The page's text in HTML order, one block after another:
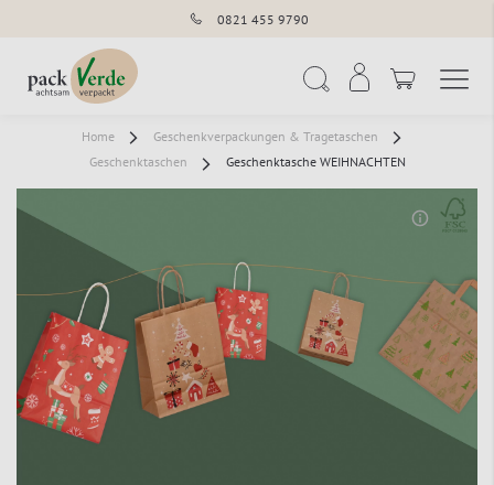
0821 455 9790
Home
Geschenkverpackungen & Tragetaschen
Geschenktaschen
Geschenktasche WEIHNACHTEN